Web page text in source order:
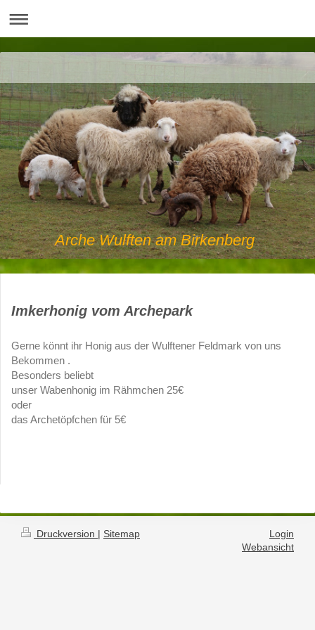
Arche Wulften am Birkenberg
Imkerhonig vom Archepark
Gerne könnt ihr Honig aus der Wulftener Feldmark von uns
Bekommen .
Besonders beliebt
unser Wabenhonig im Rähmchen 25€
oder
das Archetöpfchen für 5€
Druckversion | Sitemap
Login
Webansicht